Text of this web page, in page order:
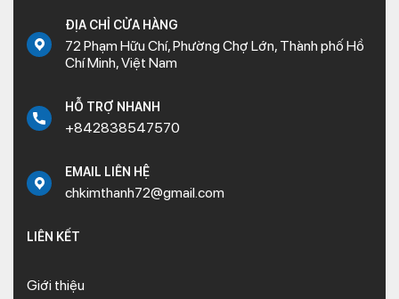
ĐỊA CHỈ CỬA HÀNG
72 Phạm Hữu Chí, Phường Chợ Lớn, Thành phố Hồ
Chí Minh, Việt Nam
HỖ TRỢ NHANH
+842838547570
EMAIL LIÊN HỆ
chkimthanh72@gmail.com
LIÊN KẾT
Giới thiệu